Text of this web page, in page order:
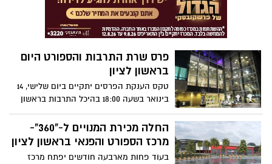
בתחרויות בינלאומיות בענפים האישיים
האולימפיים, הפראלימפים ושאינם אולימפיים
בשנת 2013.
פרס שרת התרבות והספורט היום
בראשון לציון
טקס הענקת הפרסים יתקיים ביום שלישי, 14
בינואר בשעה 18:00 בהיכל התרבות בראשון
לציון. בטקס ישתתפו נציגי משרד התרבות
והספורט, הספורטאים והמאמנים המצטיינים
ונציגים בכירים מהספורט בישראל.
החלה מכירת המנויים ל-"360"-
מרכז הספורט והפנאי בראשון לציון
בעוד פחות מארבעה חודשים יפתח מרכז